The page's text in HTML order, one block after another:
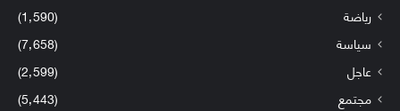
رياضة
(1٬590)
سياسة
(7٬658)
عاجل
(2٬599)
مجتمع
(5٬443)